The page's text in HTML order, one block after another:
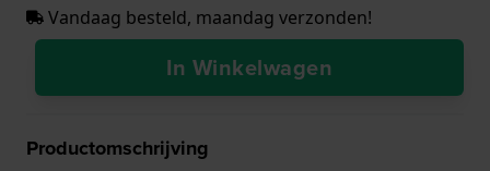
Vandaag besteld, maandag verzonden!
In Winkelwagen
Productomschrijving